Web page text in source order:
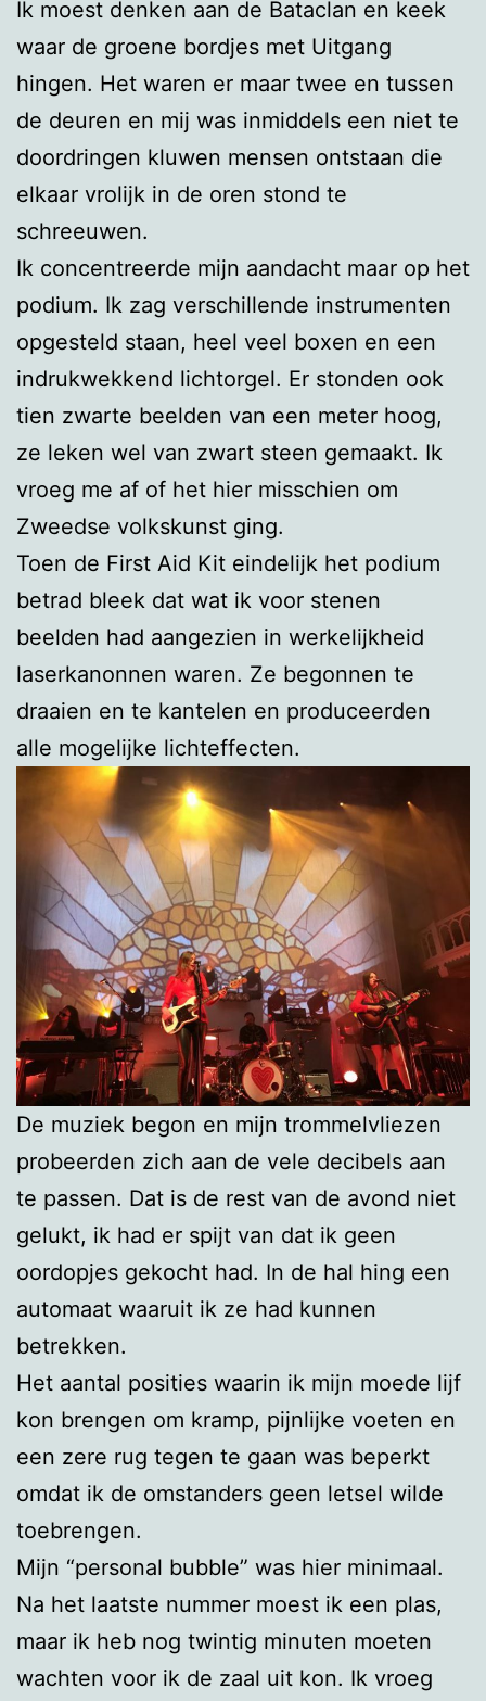
Ik moest denken aan de Bataclan en keek
waar de groene bordjes met Uitgang
hingen. Het waren er maar twee en tussen
de deuren en mij was inmiddels een niet te
doordringen kluwen mensen ontstaan die
elkaar vrolijk in de oren stond te
schreeuwen.
Ik concentreerde mijn aandacht maar op het
podium. Ik zag verschillende instrumenten
opgesteld staan, heel veel boxen en een
indrukwekkend lichtorgel. Er stonden ook
tien zwarte beelden van een meter hoog,
ze leken wel van zwart steen gemaakt. Ik
vroeg me af of het hier misschien om
Zweedse volkskunst ging.
Toen de First Aid Kit eindelijk het podium
betrad bleek dat wat ik voor stenen
beelden had aangezien in werkelijkheid
laserkanonnen waren. Ze begonnen te
draaien en te kantelen en produceerden
alle mogelijke lichteffecten.
De muziek begon en mijn trommelvliezen
probeerden zich aan de vele decibels aan
te passen. Dat is de rest van de avond niet
gelukt, ik had er spijt van dat ik geen
oordopjes gekocht had. In de hal hing een
automaat waaruit ik ze had kunnen
betrekken.
Het aantal posities waarin ik mijn moede lijf
kon brengen om kramp, pijnlijke voeten en
een zere rug tegen te gaan was beperkt
omdat ik de omstanders geen letsel wilde
toebrengen.
Mijn “personal bubble” was hier minimaal.
Na het laatste nummer moest ik een plas,
maar ik heb nog twintig minuten moeten
wachten voor ik de zaal uit kon. Ik vroeg